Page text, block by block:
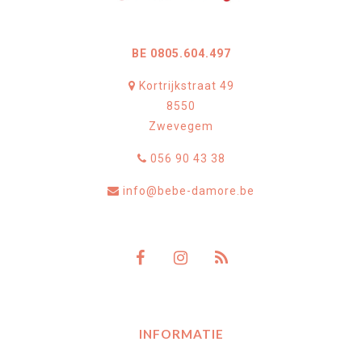
BE 0805.604.497
Kortrijkstraat 49
8550
Zwevegem
056 90 43 38
info@bebe-damore.be
INFORMATIE